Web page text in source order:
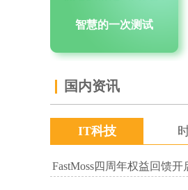
智慧的一次测试
国内资讯
IT科技
FastMoss四周年权益回馈